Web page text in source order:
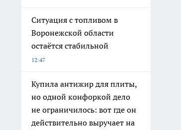
Ситуация с топливом в
Воронежской области
остаётся стабильной
12:47
Купила антижир для плиты,
но одной конфоркой дело
не ограничилось: вот где он
действительно выручает на